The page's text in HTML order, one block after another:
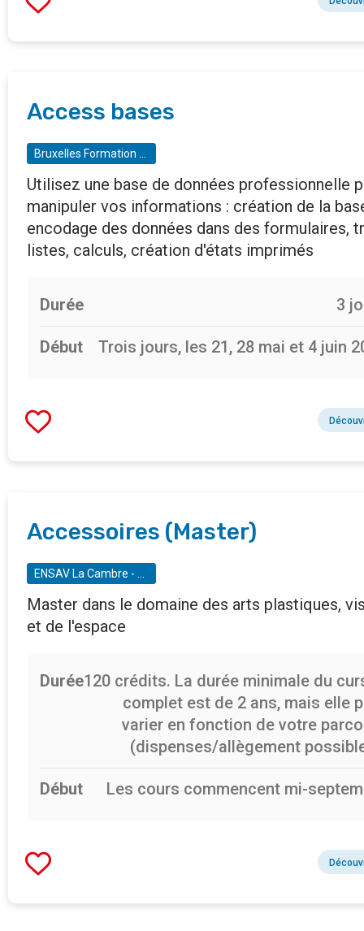
Access bases
Utilisez une base de données professionnelle
manipuler vos informations : création de la
encodage des données dans des formulaires,
listes, calculs, création d'états imprimés
Durée 3
Début Trois jours, les 21, 28 mai et 4 juin
Accessoires (Master)
Master dans le domaine des arts plastiques,
et de l'espace
Durée120 crédits. La durée minimale du
complet est de 2 ans, mais elle
varier en fonction de votre
(dispenses/allègement
Début Les cours commencent mi-